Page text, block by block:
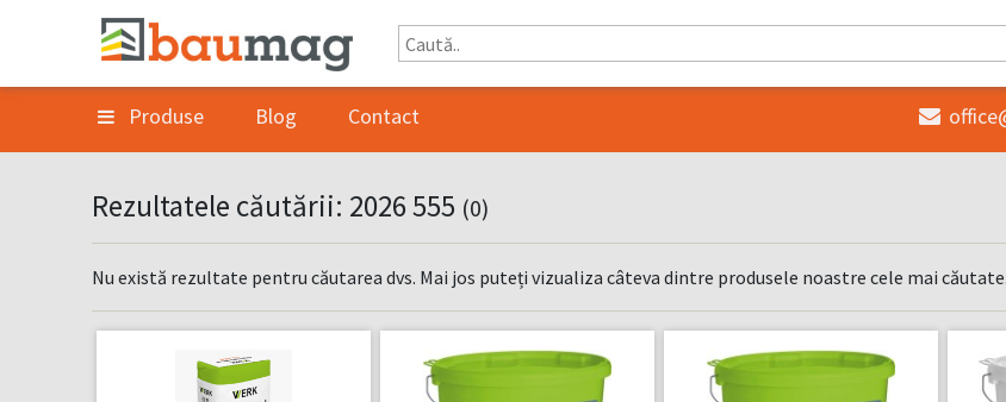
Produse Blog Contact 
Rezultatele căutării: 2026 555 (0)
Nu există rezultate pentru căutarea dvs. Mai jos puteți vizualiza câteva dintre produsele noastre cele mai căutate.